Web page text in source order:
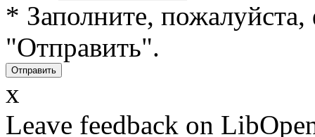
* Заполните,
"Отправить".
x
Leave feedback on